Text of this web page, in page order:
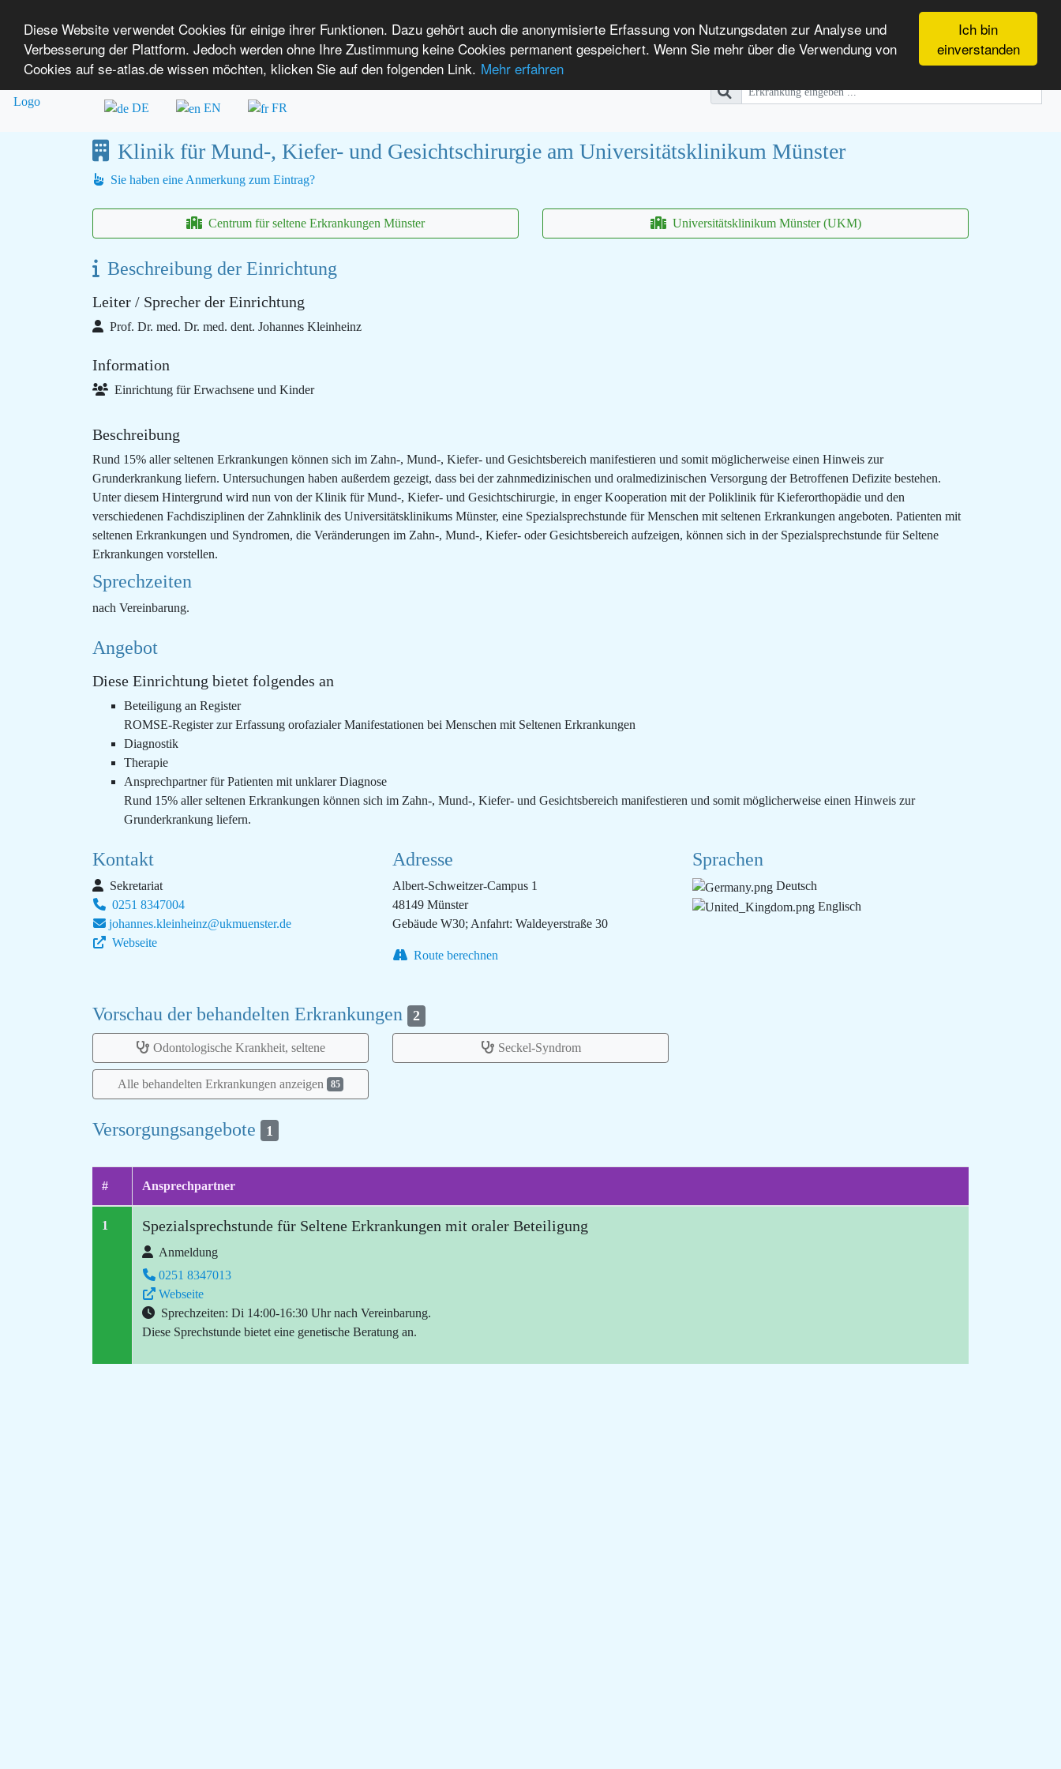
Ich bin
einverstanden
Diese Website verwendet Cookies für einige ihrer Funktionen. Dazu gehört auch die anonymisierte Erfassung von Nutzungsdaten zur Analyse und
Verbesserung der Plattform. Jedoch werden ohne Ihre Zustimmung keine Cookies permanent gespeichert. Wenn Sie mehr über die Verwendung von
Cookies auf se-atlas.de wissen möchten, klicken Sie auf den folgenden Link. Mehr erfahren
SE-ATLAS
Versorgungsatlas für Menschen mit seltenen Erkrankungen
Überblick über Einrichtungen Über uns Anmelden Leichte Sprache International Patients
DE EN FR
Klinik für Mund-, Kiefer- und Gesichtschirurgie am Universitätsklinikum Münster
Sie haben eine Anmerkung zum Eintrag?
Centrum für seltene Erkrankungen Münster Universitätsklinikum Münster (UKM)
Beschreibung der Einrichtung
Leiter / Sprecher der Einrichtung
Prof. Dr. med. Dr. med. dent. Johannes Kleinheinz
Information
Einrichtung für Erwachsene und Kinder
Beschreibung
Rund 15% aller seltenen Erkrankungen können sich im Zahn-, Mund-, Kiefer- und Gesichtsbereich manifestieren und somit möglicherweise einen Hinweis zur
Grunderkrankung liefern. Untersuchungen haben außerdem gezeigt, dass bei der zahnmedizinischen und oralmedizinischen Versorgung der Betroffenen Defizite bestehen.
Unter diesem Hintergrund wird nun von der Klinik für Mund-, Kiefer- und Gesichtschirurgie, in enger Kooperation mit der Poliklinik für Kieferorthopädie und den
verschiedenen Fachdisziplinen der Zahnklinik des Universitätsklinikums Münster, eine Spezialsprechstunde für Menschen mit seltenen Erkrankungen angeboten. Patienten mit
seltenen Erkrankungen und Syndromen, die Veränderungen im Zahn-, Mund-, Kiefer- oder Gesichtsbereich aufzeigen, können sich in der Spezialsprechstunde für Seltene
Erkrankungen vorstellen.
Sprechzeiten
nach Vereinbarung.
Angebot
Diese Einrichtung bietet folgendes an
Beteiligung an Register
ROMSE-Register zur Erfassung orofazialer Manifestationen bei Menschen mit Seltenen Erkrankungen
Diagnostik
Therapie
Ansprechpartner für Patienten mit unklarer Diagnose
Rund 15% aller seltenen Erkrankungen können sich im Zahn-, Mund-, Kiefer- und Gesichtsbereich manifestieren und somit möglicherweise einen Hinweis zur
Grunderkrankung liefern.
Kontakt
Sekretariat
0251 8347004
johannes.kleinheinz@ukmuenster.de
Webseite
Adresse
Albert-Schweitzer-Campus 1
48149 Münster
Gebäude W30; Anfahrt: Waldeyerstraße 30
Route berechnen
Sprachen
Deutsch
Englisch
Vorschau der behandelten Erkrankungen 2
Odontologische Krankheit, seltene Seckel-Syndrom
Alle behandelten Erkrankungen anzeigen 85
Versorgungsangebote 1
# Ansprechpartner
1 Spezialsprechstunde für Seltene Erkrankungen mit oraler Beteiligung
Anmeldung
0251 8347013
Webseite
Sprechzeiten: Di 14:00-16:30 Uhr nach Vereinbarung.
Diese Sprechstunde bietet eine genetische Beratung an.